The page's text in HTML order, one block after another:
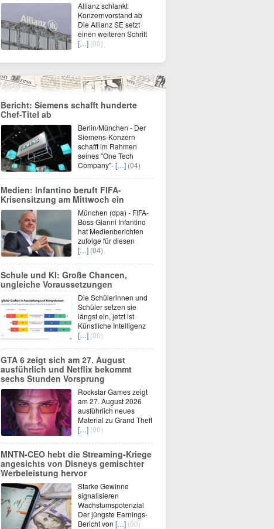
Allianz schlankt
Konzernvorstand ab
Die Allianz SE setzt
einen weiteren Schritt
[…] (00)
Bericht: Siemens schafft hunderte
Chef-Titel ab
Berlin/München - Der
Siemens-Konzern
schafft im Rahmen
seines "One Tech
Company"-[…] (04)
Medien: Infantino beruft FIFA-
Krisensitzung am Mittwoch ein
München (dpa) - FIFA-
Boss Gianni Infantino
hat Medienberichten
zufolge für diesen
[…] (04)
Schule und KI: Große Chancen,
ungleiche Voraussetzungen
Die Schülerinnen und
Schüler setzen sie
längst ein, jetzt ist
Künstliche Intelligenz
[…] (00)
GTA 6 zeigt sich am 27. August
ausführlich und Netflix bekommt
sechs Stunden Vorsprung
Rockstar Games zeigt
am 27. August 2026
ausführlich neues
Material zu Grand Theft
[…] (00)
MNTN-CEO hebt die Streaming-Kriege
angesichts von Disneys gemischter
Werbeleistung hervor
Starke Gewinne
signalisieren
Wachstumspotenzial
Der jüngste Earnings-
Bericht von […] (00)